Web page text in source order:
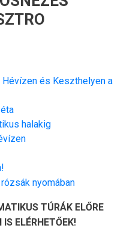
Hévízen és Keszthelyen a
halakig
nyomában
TÚRÁK ELŐRE
ELÉRHETŐEK!